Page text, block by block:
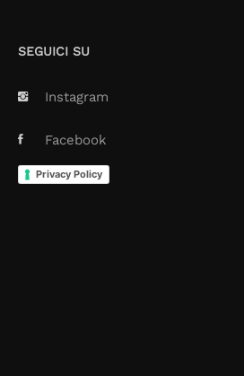
SEGUICI SU
Instagram
Facebook
Privacy Policy